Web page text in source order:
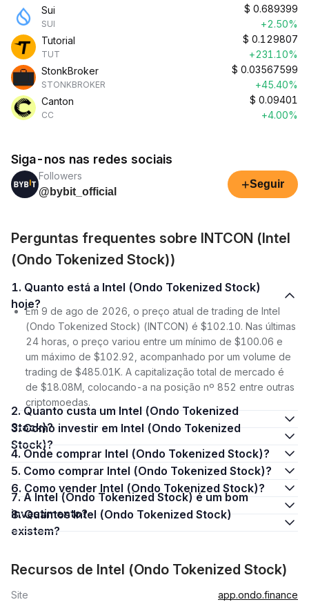
Sui
SUI
$ 0.689399
+2.50%
Tutorial
TUT
$ 0.129807
+231.10%
StonkBroker
STONKBROKER
$ 0.03567599
+45.40%
Canton
CC
$ 0.09401
+4.00%
Siga-nos nas redes sociais
Followers
@bybit_official
+Seguir
Perguntas frequentes sobre INTCON (Intel
(Ondo Tokenized Stock))
1. Quanto está a Intel (Ondo Tokenized Stock)
hoje?
Em 9 de ago de 2026, o preço atual de trading de Intel
(Ondo Tokenized Stock) (INTCON) é $102.10. Nas últimas
24 horas, o preço variou entre um mínimo de $100.06 e
um máximo de $102.92, acompanhado por um volume de
trading de $485.01K. A capitalização total de mercado é
de $18.08M, colocando-a na posição nº 852 entre outras
criptomoedas.
2. Quanto custa um Intel (Ondo Tokenized
Stock)?
3. Como investir em Intel (Ondo Tokenized
Stock)?
4. Onde comprar Intel (Ondo Tokenized Stock)?
5. Como comprar Intel (Ondo Tokenized Stock)?
6. Como vender Intel (Ondo Tokenized Stock)?
7. A Intel (Ondo Tokenized Stock) é um bom
investimento?
8. Quantos Intel (Ondo Tokenized Stock)
existem?
Recursos de Intel (Ondo Tokenized Stock)
Site
app.ondo.finance